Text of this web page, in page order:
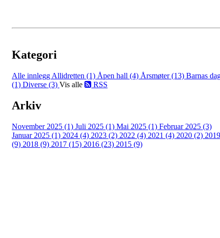
Kategori
Alle innlegg Allidretten (1) Åpen hall (4) Årsmøter (13) Barnas
(1) Diverse (3) Vis alle RSS
Arkiv
November 2025 (1) Juli 2025 (1) Mai 2025 (1) Februar 2025 (3)
Januar 2025 (1) 2024 (4) 2023 (2) 2022 (4) 2021 (4) 2020 (2) 2019
(9) 2018 (9) 2017 (15) 2016 (23) 2015 (9)